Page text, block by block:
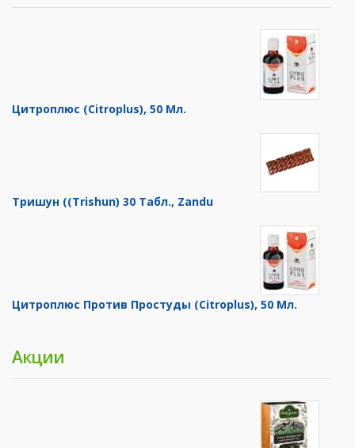
Цитроплюс (Citroplus), 50 Мл.
Тришун ((Trishun) 30 Табл., Zandu
Цитроплюс Против Простуды (Citroplus), 50 Мл.
Акции